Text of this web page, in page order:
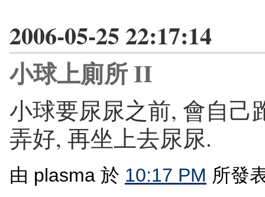
2006-05-25 22:17:14
小球上廁所 II
小球要尿尿之前, 會自己
弄好, 再坐上去尿尿.
由 plasma 於 10:17 PM 所發